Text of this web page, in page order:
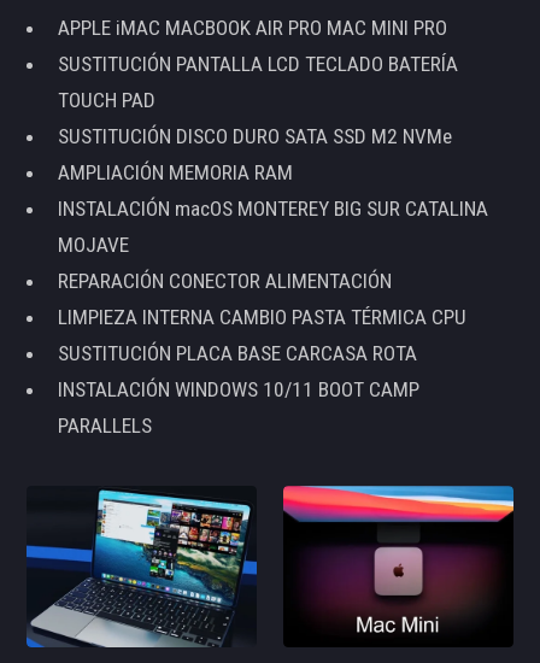
APPLE iMAC MACBOOK AIR PRO MAC MINI PRO
SUSTITUCIÓN PANTALLA LCD TECLADO BATERÍA
TOUCH PAD
SUSTITUCIÓN DISCO DURO SATA SSD M2 NVMe
AMPLIACIÓN MEMORIA RAM
INSTALACIÓN macOS MONTEREY BIG SUR CATALINA
MOJAVE
REPARACIÓN CONECTOR ALIMENTACIÓN
LIMPIEZA INTERNA CAMBIO PASTA TÉRMICA CPU
SUSTITUCIÓN PLACA BASE CARCASA ROTA
INSTALACIÓN WINDOWS 10/11 BOOT CAMP
PARALLELS